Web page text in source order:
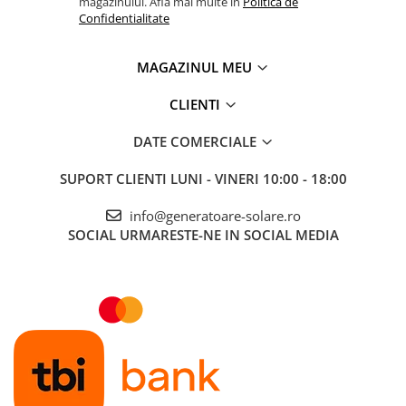
Accesorii instrumente de masura
Temperatura de operare-20 to +60°C;
Confidentialitate
MAGAZINUL MEU
CLIENTI
DATE COMERCIALE
SUPORT CLIENTI LUNI - VINERI 10:00 - 18:00
info@generatoare-solare.ro
SOCIAL URMARESTE-NE IN SOCIAL MEDIA